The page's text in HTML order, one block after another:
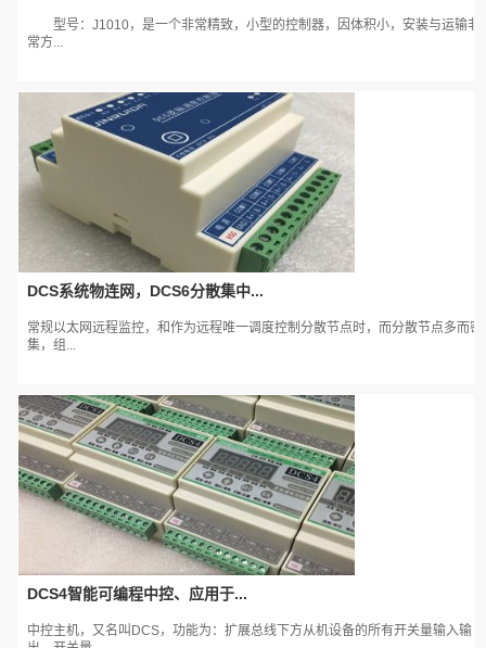
型号：J1010，是一个非常精致，小型的控制器，因体积小，安装与运输非
常方...
DCS系统物连网，DCS6分散集中...
常规以太网远程监控，和作为远程唯一调度控制分散节点时，而分散节点多而密
集，组...
DCS4智能可编程中控、应用于...
中控主机，又名叫DCS，功能为：扩展总线下方从机设备的所有开关量输入输